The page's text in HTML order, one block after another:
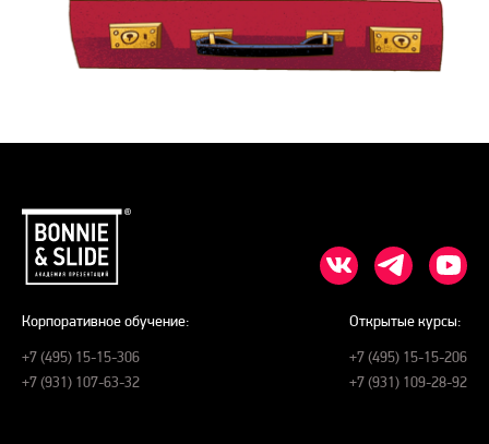
Корпоративное обучение:
+7 (495) 15-15-306
+7 (931) 107-63-32
Открытые курсы:
+7 (495) 15-15-206
+7 (931) 109-28-92